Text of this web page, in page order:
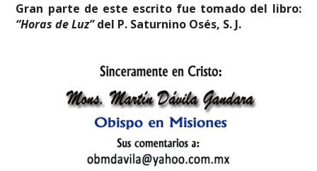
Gran parte de este escrito fue tomado del libro:
“Horas de Luz”del P. Saturnino Osés, S. J.